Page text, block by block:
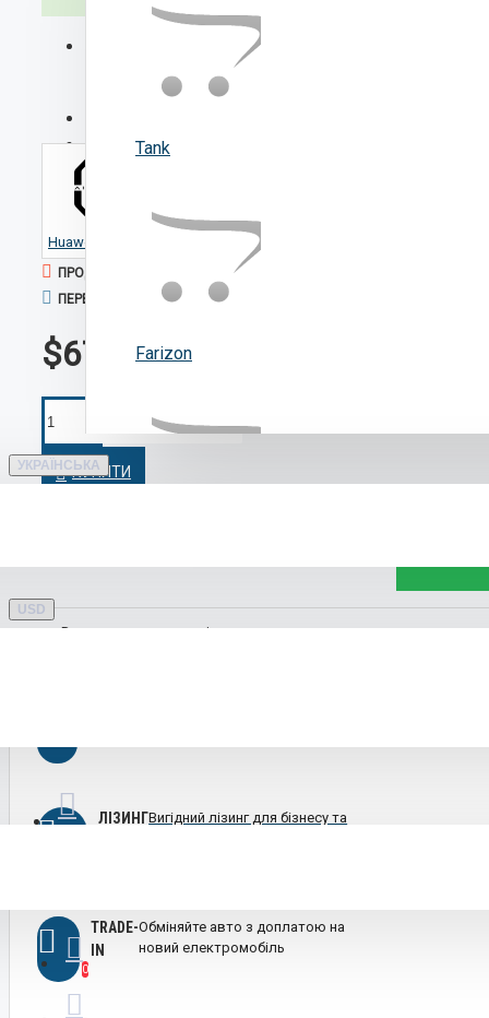
Tank
Farizon
УКРАЇНСЬКА
USD
0
На замовлення
АРТИКУЛ: Huawei Aito M8 DM-M
Huawei Aito
ПРОДАНО: 0
ПЕРЕГЛЯДІВ: 718
$67600
КУПИТИ
В закладки порівняння
ЛІЗИНГВигідний лізинг для бізнесу та
TRADE-
IN
Обміняйте авто з доплатою на
новий електромобіль